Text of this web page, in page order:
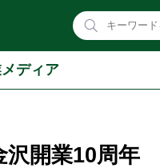
ディア
開業10周年